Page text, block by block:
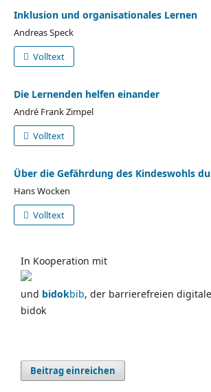
Inklusion und organisationales Lernen
Andreas Speck
Volltext
Die Lernenden helfen einander
André Frank Zimpel
Volltext
Über die Gefährdung des Kindeswohls
Hans Wocken
Volltext
In Kooperation mit
und bidokbib, der barrierefreien
bidok
Beitrag einreichen